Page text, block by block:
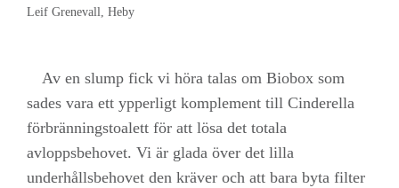
Leif Grenevall, Heby
Av en slump fick vi höra talas om Biobox som
sades vara ett ypperligt komplement till Cinderella
förbränningstoalett för att lösa det totala
avloppsbehovet. Vi är glada över det lilla
underhållsbehovet den kräver och att bara byta filter